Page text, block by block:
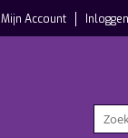
Mijn Account Inloggen